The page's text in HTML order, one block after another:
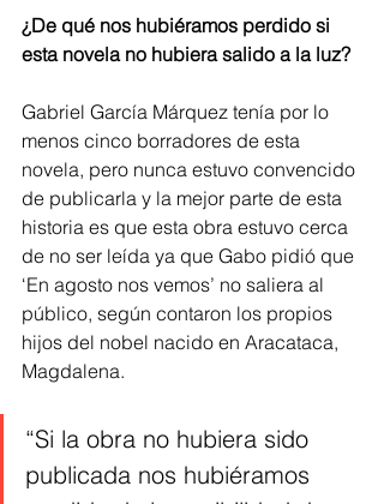
¿De qué nos hubiéramos perdido si
esta novela no hubiera salido a la luz?
Gabriel García Márquez tenía por lo
menos cinco borradores de esta
novela, pero nunca estuvo convencido
de publicarla y la mejor parte de esta
historia es que esta obra estuvo cerca
de no ser leída ya que Gabo pidió que
‘En agosto nos vemos’ no saliera al
público, según contaron los propios
hijos del nobel nacido en Aracataca,
Magdalena.
“Si la obra no hubiera sido
publicada nos hubiéramos